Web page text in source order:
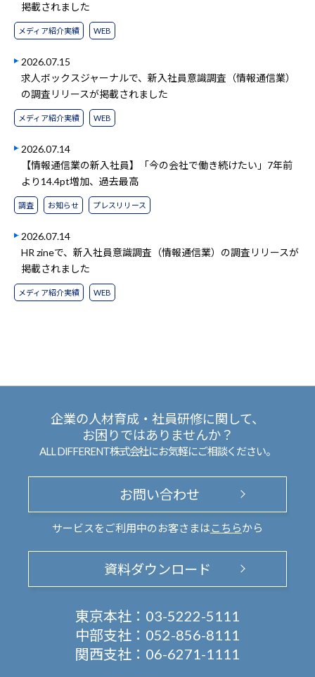
掲載されました
メディア紹介実績 WEB
2026.07.15
求人ボックスジャーナルで、新入社員意識調査（情報通信業）
の調査リリースが掲載されました
メディア紹介実績 WEB
2026.07.14
【情報通信業の新入社員】「今の会社で働き続けたい」7年前
より14.4pt増加、過去最高
調査 お知らせ プレスリリース
2026.07.14
HR zineで、新入社員意識調査（情報通信業）の調査リリースが
掲載されました
メディア紹介実績 WEB
企業の人材育成・社員研修に関して、
お困りではありませんか？
ALL DIFFERENT株式会社にお気軽にご相談ください。
お問い合わせ
サービスをご利用中のお客さまは こちらから
資料ダウンロード
東京本社： 03-5222-5111
中部支社： 052-856-8111
関西支社： 06-6271-1111